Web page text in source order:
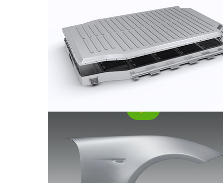
Fender kereta (juga dipanggil panel daun
atau pelindung lumpur) adalah bahagian
penting bahagian luar kenderaan. Fungsi
utamanya adalah untuk menutup roda dan
melindungi badan kenderaan daripada
percikan lumpur, air, pasir, dan objek lain.
Kerajang aluminium
Kerajang aluminium pembungkusan
farmaseutikal adalah sejenis kerajang